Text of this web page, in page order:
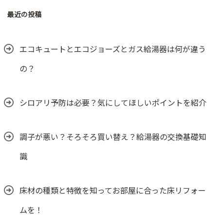
最近の投稿
エコキュートとエコジョーズとガス給湯器は何が違う
の？
シロアリ予防は必要？気にしてほしいポイントを紹介
調子が悪い？そろそろ買い替え？給湯器の交換基礎知
識
床材の種類と特徴を知ってお部屋に合った床リフォー
ムを！